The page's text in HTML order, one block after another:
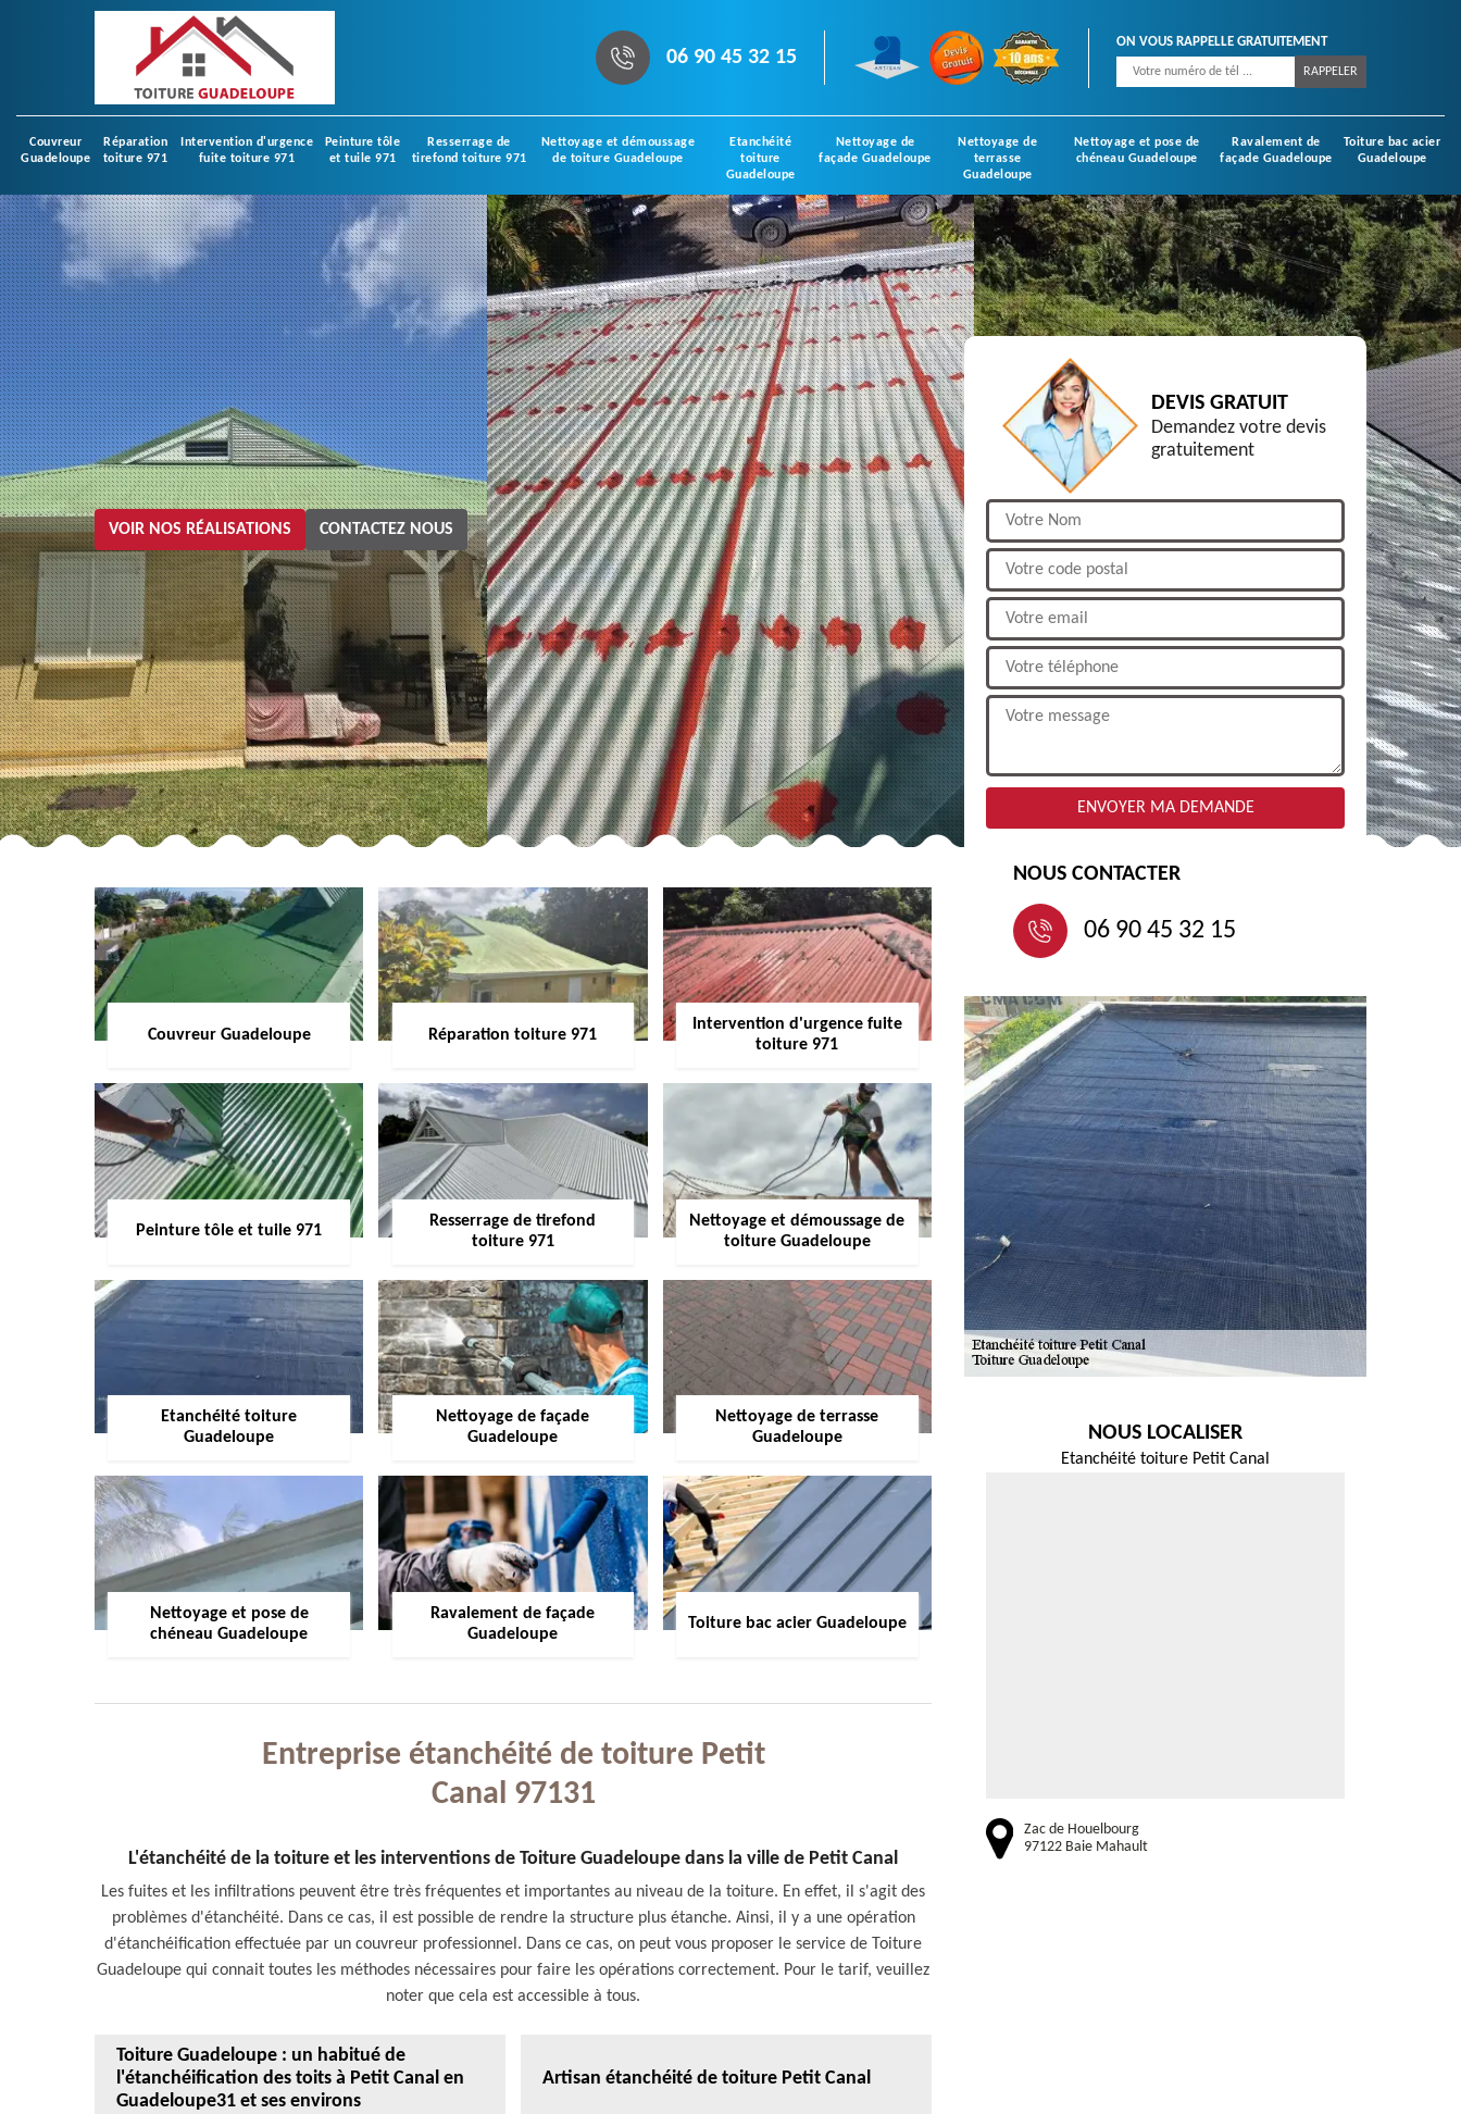
06 90 45 32 15
ON VOUS RAPPELLE GRATUITEMENT
Couvreur
Guadeloupe
Réparation
toiture 971
Intervention d'urgence
fuite toiture 971
Peinture tôle
et tuile 971
Resserrage de
tirefond toiture 971
Nettoyage et démoussage
de toiture Guadeloupe
Etanchéité
toiture
Guadeloupe
Nettoyage de
façade Guadeloupe
Nettoyage de
terrasse
Guadeloupe
Nettoyage et pose de
chéneau Guadeloupe
Ravalement de
façade Guadeloupe
Toiture bac acier
Guadeloupe
VOIR NOS RÉALISATIONS CONTACTEZ NOUS
Couvreur Guadeloupe Réparation toiture 971
Intervention d'urgence fuite
toiture 971
Peinture tôle et tuile 971
Resserrage de tirefond
toiture 971
Nettoyage et démoussage de
toiture Guadeloupe
Etanchéité toiture
Guadeloupe
Nettoyage de façade
Guadeloupe
Nettoyage de terrasse
Guadeloupe
Nettoyage et pose de
chéneau Guadeloupe
Ravalement de façade
Guadeloupe
Toiture bac acier Guadeloupe
Entreprise étanchéité de toiture Petit
Canal 97131
L'étanchéité de la toiture et les interventions de Toiture Guadeloupe dans la ville de Petit Canal
Les fuites et les infiltrations peuvent être très fréquentes et importantes au niveau de la toiture. En effet, il s'agit des
problèmes d'étanchéité. Dans ce cas, il est possible de rendre la structure plus étanche. Ainsi, il y a une opération
d'étanchéification effectuée par un couvreur professionnel. Dans ce cas, on peut vous proposer le service de Toiture
Guadeloupe qui connait toutes les méthodes nécessaires pour faire les opérations correctement. Pour le tarif, veuillez
noter que cela est accessible à tous.
Toiture Guadeloupe : un habitué de
l'étanchéification des toits à Petit Canal en
Guadeloupe31 et ses environs
Artisan étanchéité de toiture Petit Canal
DEVIS GRATUIT
Demandez votre devis
gratuitement
NOUS CONTACTER
06 90 45 32 15
NOUS LOCALISER
Etanchéité toiture Petit Canal
Zac de Houelbourg
97122 Baie Mahault